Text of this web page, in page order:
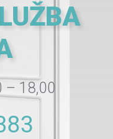
– 18,00